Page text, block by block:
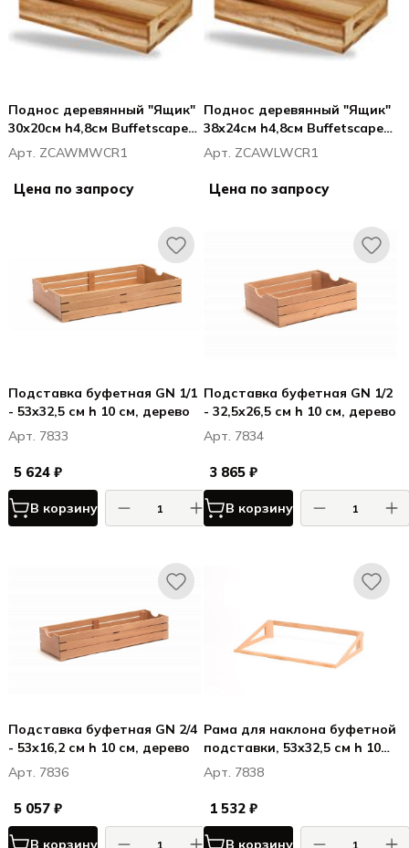
Поднос деревянный "Ящик"
30х20см h4,8см Buffetscape
Wood
Арт. ZCAWMWCR1
Цена по запросу
Поднос деревянный "Ящик"
38х24см h4,8см Buffetscape
Wood
Арт. ZCAWLWCR1
Цена по запросу
Подставка буфетная GN 1/1
- 53x32,5 см h 10 см, дерево
Арт. 7833
5 624 ₽
В корзину
Подставка буфетная GN 1/2
- 32,5x26,5 см h 10 см, дерево
Арт. 7834
3 865 ₽
В корзину
Подставка буфетная GN 2/4
- 53x16,2 см h 10 см, дерево
Арт. 7836
5 057 ₽
В корзину
Рама для наклона буфетной
подставки, 53x32,5 см h 10
см, дерево
Арт. 7838
1 532 ₽
В корзину